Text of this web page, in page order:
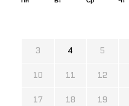
3 4 5
10 11 12
17 18 19